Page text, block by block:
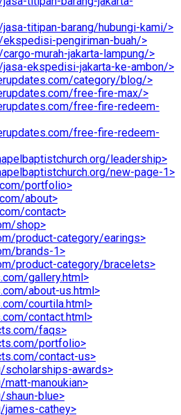
titipan-barang/hubungi-kami/>
pengiriman-buah/>
murah-jakarta-lampung/>
ekspedisi-jakarta-ke-ambon/>
category/blog/>
free-fire-max/>
free-fire-redeem-
free-fire-redeem-
leadership>
new-page-1>
portfolio>
about>
contact>
shop>
product-category/earings>
brands-1>
product-category/bracelets>
gallery.html>
about-us.html>
courtila.html>
contact.html>
faqs>
portfolio>
contact-us>
scholarships-awards>
manoukian>
shaun-blue>
james-cathey>